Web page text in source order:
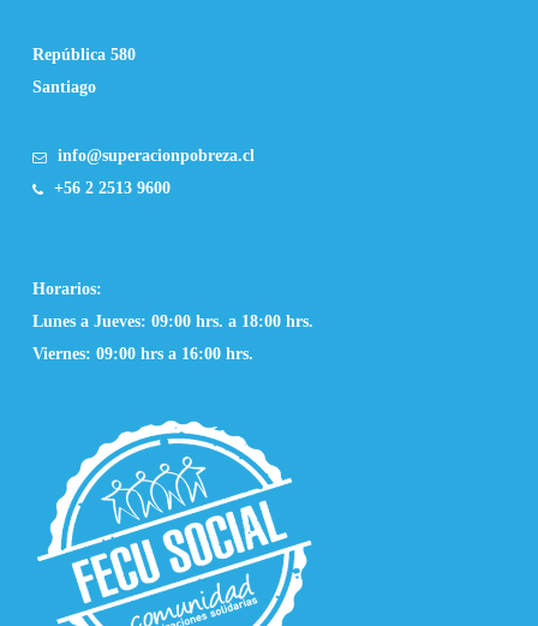
República 580
Santiago
info@superacionpobreza.cl
+56 2 2513 9600
Horarios:
Lunes a Jueves: 09:00 hrs. a 18:00 hrs.
Viernes: 09:00 hrs a 16:00 hrs.